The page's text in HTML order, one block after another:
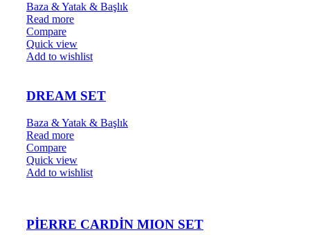
Baza & Yatak & Başlık
Read more
Compare
Quick view
Add to wishlist
DREAM SET
Baza & Yatak & Başlık
Read more
Compare
Quick view
Add to wishlist
PİERRE CARDİN MION SET